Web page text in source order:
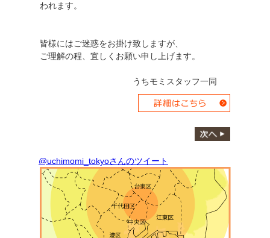
われます。
皆様にはご迷惑をお掛け致しますが、
ご理解の程、宜しくお願い申し上げます。
うちモミスタッフ一同
@uchimomi_tokyoさんのツイート